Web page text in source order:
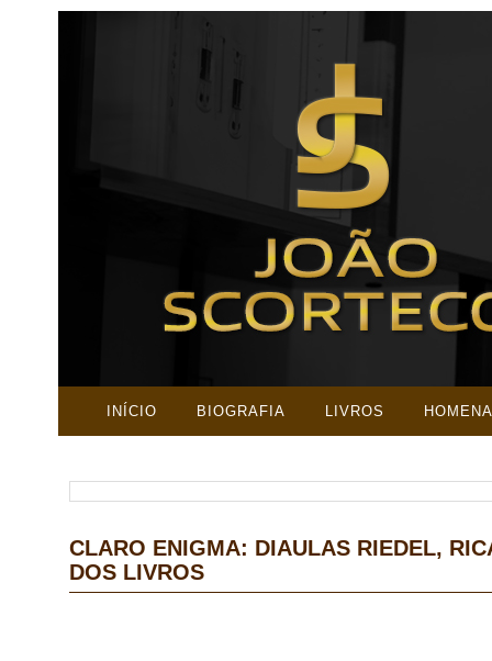
INÍCIO BIOGRAFIA LIVROS
CLARO ENIGMA: DIAULAS RIEDEL,
DOS LIVROS